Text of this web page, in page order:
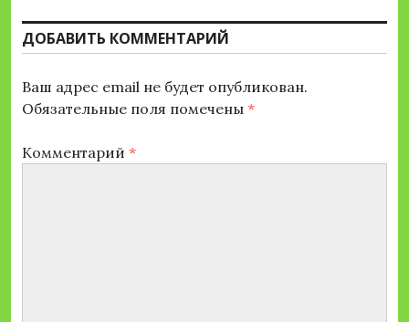
ДОБАВИТЬ КОММЕНТАРИЙ
Ваш адрес email не будет опубликован.
Обязательные поля помечены *
Комментарий *